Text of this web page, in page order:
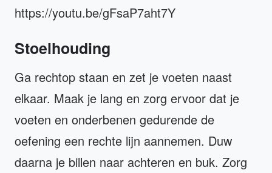
https://youtu.be/gFsaP7aht7Y
Stoelhouding
Ga rechtop staan en zet je voeten naast
elkaar. Maak je lang en zorg ervoor dat je
voeten en onderbenen gedurende de
oefening een rechte lijn aannemen. Duw
daarna je billen naar achteren en buk. Zorg